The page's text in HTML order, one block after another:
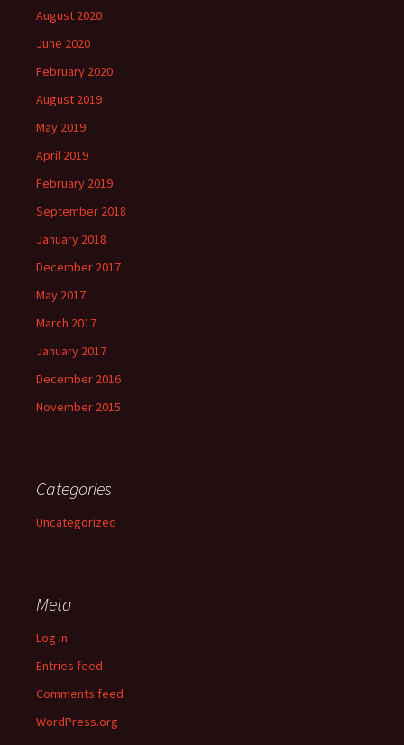
August 2020
June 2020
February 2020
August 2019
May 2019
April 2019
February 2019
September 2018
January 2018
December 2017
May 2017
March 2017
January 2017
December 2016
November 2015
Categories
Uncategorized
Meta
Log in
Entries feed
Comments feed
WordPress.org